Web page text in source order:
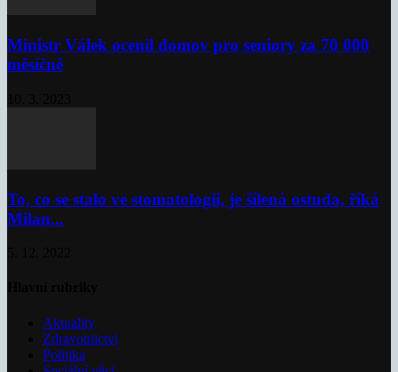
Ministr Válek ocenil domov pro seniory za 70 000
měsíčně
To, co se stalo ve stomatologii, je šílená ostuda, říká
Milan...
Aktuality
Zdravotnictví
Politika